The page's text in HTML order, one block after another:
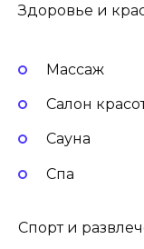
Здоровье и
Массаж
Салон
Сауна
Спа
Спорт и